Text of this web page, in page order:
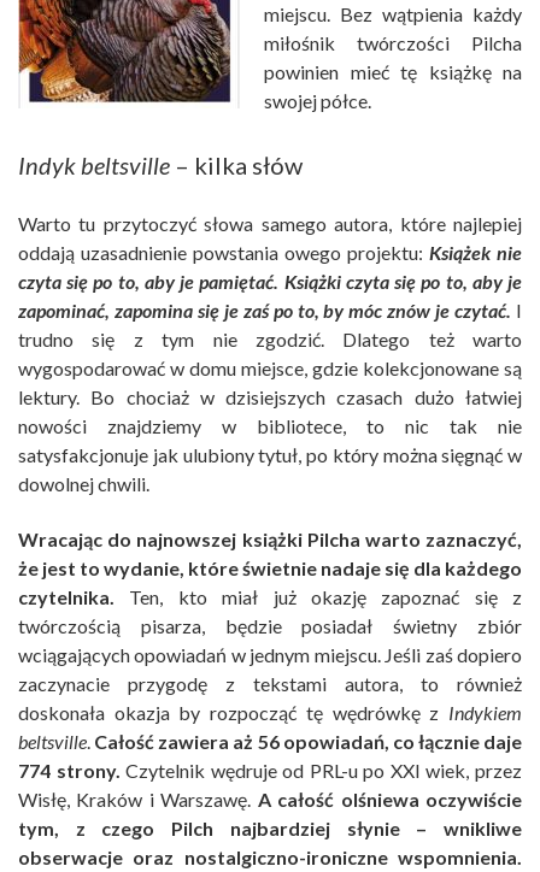
miejscu. Bez wątpienia każdy
miłośnik twórczości Pilcha
powinien mieć tę książkę na
swojej półce.
Indyk beltsville – kilka słów
Warto tu przytoczyć słowa samego autora, które najlepiej
oddają uzasadnienie powstania owego projektu: Książek nie
czyta się po to, aby je pamiętać. Książki czyta się po to, aby je
zapominać, zapomina się je zaś po to, by móc znów je czytać. I
trudno się z tym nie zgodzić. Dlatego też warto
wygospodarować w domu miejsce, gdzie kolekcjonowane są
lektury. Bo chociaż w dzisiejszych czasach dużo łatwiej
nowości znajdziemy w bibliotece, to nic tak nie
satysfakcjonuje jak ulubiony tytuł, po który można sięgnąć w
dowolnej chwili.
Wracając do najnowszej książki Pilcha warto zaznaczyć,
że jest to wydanie, które świetnie nadaje się dla każdego
czytelnika. Ten, kto miał już okazję zapoznać się z
twórczością pisarza, będzie posiadał świetny zbiór
wciągających opowiadań w jednym miejscu. Jeśli zaś dopiero
zaczynacie przygodę z tekstami autora, to również
doskonała okazja by rozpocząć tę wędrówkę z Indykiem
beltsville. Całość zawiera aż 56 opowiadań, co łącznie daje
774 strony. Czytelnik wędruje od PRL-u po XXI wiek, przez
Wisłę, Kraków i Warszawę. A całość olśniewa oczywiście
tym, z czego Pilch najbardziej słynie – wnikliwe
obserwacje oraz nostalgiczno-ironiczne wspomnienia.